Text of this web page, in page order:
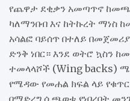
የጨዋታ ደቂቃን አመጣጥኖ
ካለማንበብ እና ከትኩረት ማነስ
አሳልፎ ባይሰጥ በተለይ
ድንቅ ነበር። እንደ ወትሮ ኳስን
ተመላላሾች (Wing backs)
የሜዳው የመሐል ክፍል ላይ